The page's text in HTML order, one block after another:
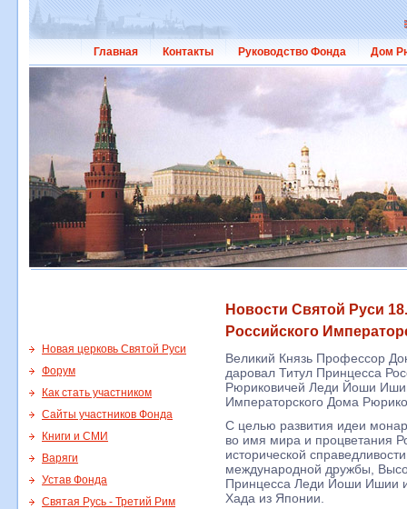
Главная Контакты Руководство Фонда Дом
Новости Святой Руси
Российского
Новая церковь Святой Руси
Форум
Как стать участником
Сайты участников Фонда
Книги и СМИ
Варяги
Устав Фонда
Святая Русь - Третий Рим
Великий Князь Профессор
даровал Титул Принцесса
Рюриковичей Леди Йоши
Императорского Дома
С целью развития идеи
во имя мира и процветания
исторической
международной дружбы,
Принцесса Леди Йоши Ишии
Хада из Японии.